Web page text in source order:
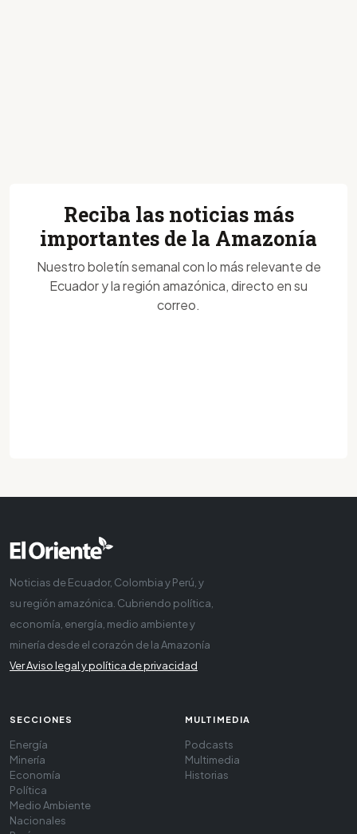
Reciba las noticias más
importantes de la Amazonía
Nuestro boletín semanal con lo más relevante de
Ecuador y la región amazónica, directo en su
correo.
Noticias de Ecuador, Colombia y Perú, y
su región amazónica. Cubriendo política,
economía, energía, medio ambiente y
minería desde el corazón de la Amazonía
Ver Aviso legal y política de privacidad
SECCIONES
Energía
Minería
Economía
Política
Medio Ambiente
Nacionales
MULTIMEDIA
Podcasts
Multimedia
Historias